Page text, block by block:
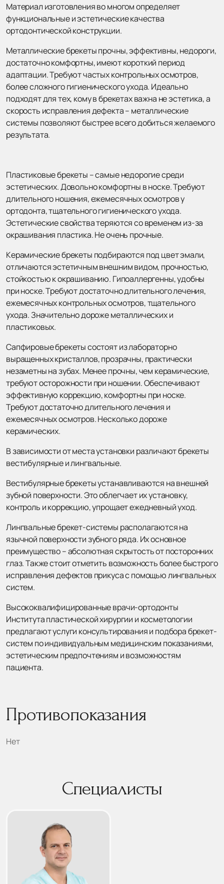
Материал изготовления во многом определяет
функциональные и эстетические качества
ортодонтической конструкции.
Металлические брекеты прочны, эффективны, недороги,
достаточно комфортны, имеют короткий период
адаптации. Требуют частых контрольных осмотров,
более сложного гигиенического ухода. Идеально
подходят для тех, кому в брекетах важна не эстетика, а
скорость исправления дефекта – металлические
системы позволяют быстрее всего добиться желаемого
результата.
Пластиковые брекеты – самые недорогие среди
эстетических. Довольно комфортны в носке. Требуют
длительного ношения, ежемесячных осмотров у
ортодонта, тщательного гигиенического ухода.
Эстетические свойства теряются со временем из-за
окрашивания пластика. Не очень прочные.
Керамические брекеты подбираются под цвет эмали,
отличаются эстетичным внешним видом, прочностью,
стойкостью к окрашиванию. Гипоаллергенны, удобны
при носке. Требуют достаточно длительного лечения,
ежемесячных контрольных осмотров, тщательного
ухода. Значительно дороже металлических и
пластиковых.
Сапфировые брекеты состоят из лабораторно
выращенных кристаллов, прозрачны, практически
незаметны на зубах. Менее прочны, чем керамические,
требуют осторожности при ношении. Обеспечивают
эффективную коррекцию, комфортны при носке.
Требуют достаточно длительного лечения и
ежемесячных осмотров. Несколько дороже
керамических.
В зависимости от места установки различают брекеты
вестибулярные и лингвальные.
Вестибулярные брекеты устанавливаются на внешней
зубной поверхности. Это облегчает их установку,
контроль и коррекцию, упрощает ежедневный уход.
Лингвальные брекет-системы располагаются на
язычной поверхности зубного ряда. Их основное
преимущество – абсолютная скрытость от посторонних
глаз. Также стоит отметить возможность более быстрого
исправления дефектов прикуса с помощью лингвальных
систем.
Высококвалифицированные врачи-ортодонты
Института пластической хирургии и косметологии
предлагают услуги консультирования и подбора брекет-
систем по индивидуальным медицинским показаниями,
эстетическим предпочтениям и возможностям
пациента.
Противопоказания
Нет
Специалисты